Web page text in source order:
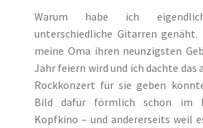
Warum habe ich
unterschiedliche Gitarren genäht.
meine Oma ihren neunzigsten
Jahr feiern wird und ich dachte das
Rockkonzert für sie geben
Bild dafür förmlich schon im
Kopfkino – und andererseits weil